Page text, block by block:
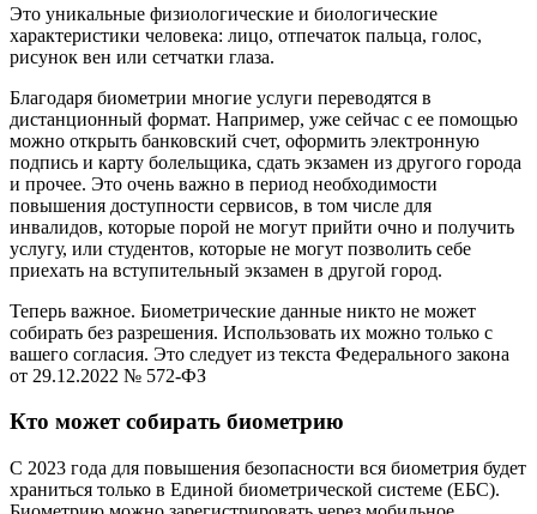
Это уникальные физиологические и биологические
характеристики человека: лицо, отпечаток пальца, голос,
рисунок вен или сетчатки глаза.
Благодаря биометрии многие услуги переводятся в
дистанционный формат. Например, уже сейчас с ее помощью
можно открыть банковский счет, оформить электронную
подпись и карту болельщика, сдать экзамен из другого города
и прочее. Это очень важно в период необходимости
повышения доступности сервисов, в том числе для
инвалидов, которые порой не могут прийти очно и получить
услугу, или студентов, которые не могут позволить себе
приехать на вступительный экзамен в другой город.
Теперь важное. Биометрические данные никто не может
собирать без разрешения. Использовать их можно только с
вашего согласия. Это следует из текста Федерального закона
от 29.12.2022 № 572-ФЗ
Кто может собирать биометрию
С 2023 года для повышения безопасности вся биометрия будет
храниться только в Единой биометрической системе (ЕБС).